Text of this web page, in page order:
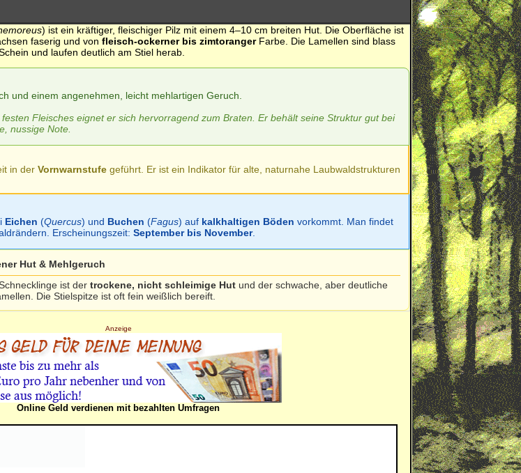
) ist ein kräftiger, fleischiger Pilz mit einem 4–10 cm breiten Hut. Die Oberfläche ist
faserig und von fleisch-ockerner bis zimtorangerFarbe. Die Lamellen sind blass
und laufen deutlich am Stiel herab.
und einem angenehmen, leicht mehlartigen Geruch.
Fleisches eignet er sich hervorragend zum Braten. Er behält seine Struktur gut bei
nussige Note.
in der Vornwarnstufegeführt. Er ist ein Indikator für alte, naturnahe Laubwaldstrukturen
Eichen (Quercus) und Buchen (Fagus) auf kalkhaltigen Böden vorkommt. Man findet
Erscheinungszeit: September bis November.
Hut & Mehlgeruch
ist der trockene, nicht schleimige Hutund der schwache, aber deutliche
Die Stielspitze ist oft fein weißlich bereift.
Anzeige
Online Geld verdienen mit bezahlten Umfragen